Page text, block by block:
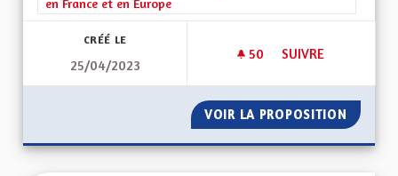
en France et en Europe
CRÉÉ LE
25/04/2023
50 50 ABONNÉS
SUIVRE
VOIR LA PROPOSITION